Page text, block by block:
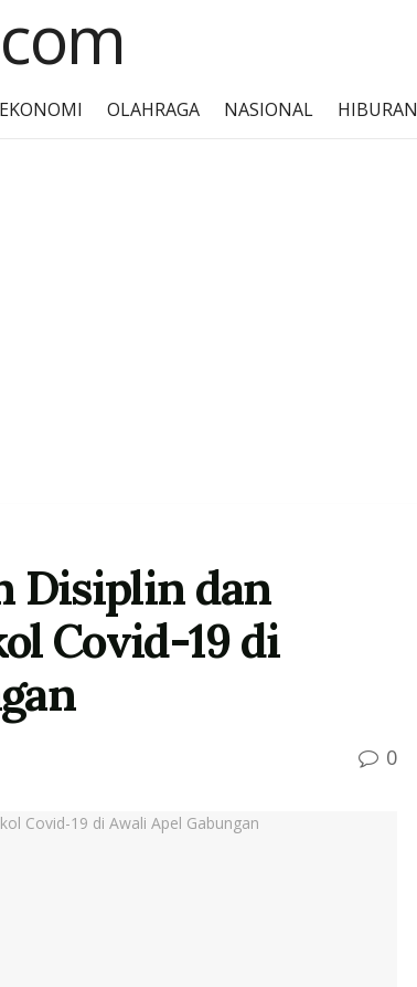
EKONOMI OLAHRAGA NASIONAL HIBURAN
Disiplin dan
Covid-19 di
0